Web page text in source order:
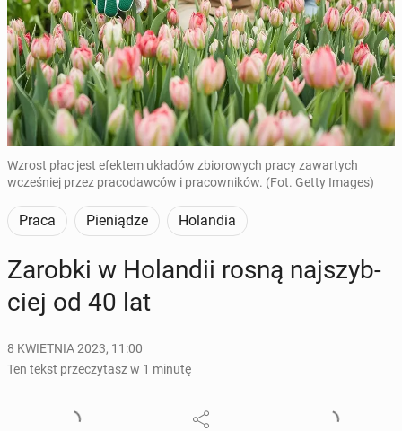
Wzrost płac jest efektem układów zbiorowych pracy zawartych
wcześniej przez pracodawców i pracowników. (Fot. Getty Images)
Praca Pieniądze Holandia
Zarobki w Ho­lan­dii rosną naj­szyb­
ciej od 40 lat
8 KWIETNIA 2023, 11:00
Ten tekst przeczytasz w 1 minutę